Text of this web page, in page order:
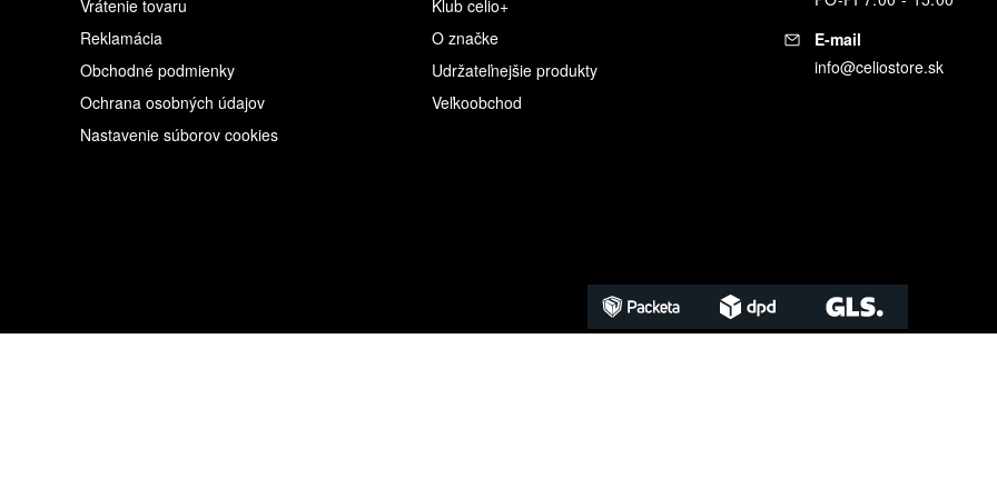
Vrátenie tovaru
Reklamácia
Obchodné podmienky
Ochrana osobných údajov
Nastavenie súborov cookies
Klub celio+
O značke
Udržateľnejšie produkty
Veľkoobchod
E-mail
info@celiostore.sk